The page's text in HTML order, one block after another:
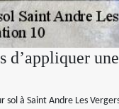
d’appliquer
sol à Saint Andre Les